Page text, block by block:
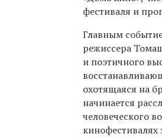
фестиваля и
Главным
режиссера
и поэтичного
охотящаяся на
начинается
человеческого
кинофестивалях